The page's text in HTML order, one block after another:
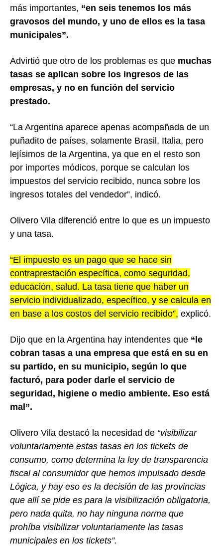
más importantes, “en seis tenemos los más
gravosos del mundo, y uno de ellos es la tasa
municipales”.
Advirtió que otro de los problemas es que muchas
tasas se aplican sobre los ingresos de las
empresas, y no en función del servicio
prestado.
“La Argentina aparece apenas acompañada de un
puñadito de países, solamente Brasil, Italia, pero
lejísimos de la Argentina, ya que en el resto son
por importes módicos, porque se calculan los
impuestos del servicio recibido, nunca sobre los
ingresos totales del vendedor”, indicó.
Olivero Vila diferenció entre lo que es un impuesto
y una tasa.
“El impuesto es un pago que se hace sin
contraprestación específica, como seguridad,
educación, salud. La tasa tiene que haber un
servicio individualizado, específico, y se calcula en
en base a los costos del servicio recibido”, explicó.
Dijo que en la Argentina hay intendentes que “le
cobran tasas a una empresa que está en su en
su partido, en su municipio, según lo que
facturó, para poder darle el servicio de
seguridad, higiene o medio ambiente. Eso está
mal”.
Olivero Vila destacó la necesidad de “visibilizar
voluntariamente estas tasas en los tickets de
consumo, como determina la ley de transparencia
fiscal al consumidor que hemos impulsado desde
Lógica, y hay eso es la decisión de las provincias
que allí se pide es para la visibilización obligatoria,
pero nada quita, no hay ninguna norma que
prohíba visibilizar voluntariamente las tasas
municipales en los tickets”.